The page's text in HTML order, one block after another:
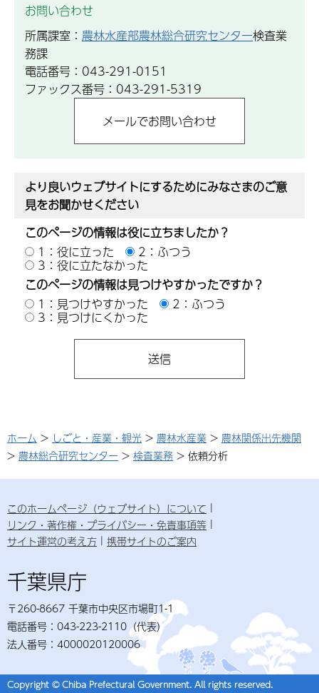
お問い合わせ
所属課室： 農林水産部農林総合研究センター検査業
務課
電話番号：043-291-0151
ファックス番号：043-291-5319
より良いウェブサイトにするためにみなさまのご意
見をお聞かせください
このページの情報は役に立ちましたか？
1：役に立った
2：ふつう
3：役に立たなかった
このページの情報は見つけやすかったですか？
1：見つけやすかった
2：ふつう
3：見つけにくかった
ホーム > しごと・産業・観光 > 農林水産業 > 農林関係出先機関
> 農林総合研究センター > 検査業務 > 依頼分析
このホームページ（ウェブサイト）について
リンク・著作権・プライバシー・免責事項等
サイト運営の考え方
携帯サイトのご案内
千葉県庁
〒260-8667 千葉市中央区市場町1-1
電話番号：043-223-2110（代表）
法人番号：4000020120006
Copyright © Chiba Prefectural Government. All rights reserved.